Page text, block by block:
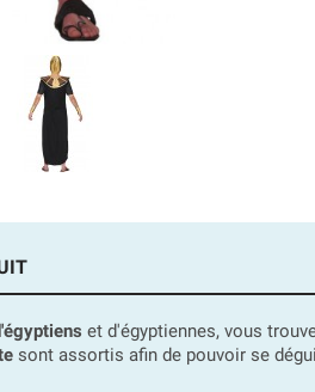
et d'égyptiennes, vous
sont assortis afin de pouvoir se